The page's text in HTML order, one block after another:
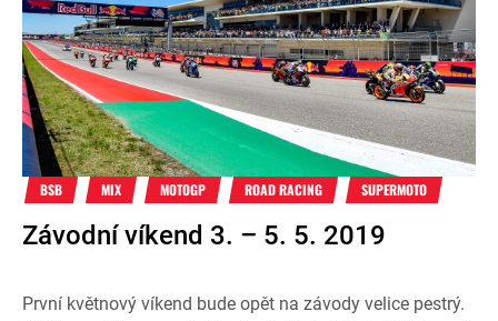
BSB MIX MOTOGP ROAD RACING SUPERMOTO
Závodní víkend 3. – 5. 5. 2019
První květnový víkend bude opět na závody velice pestrý.